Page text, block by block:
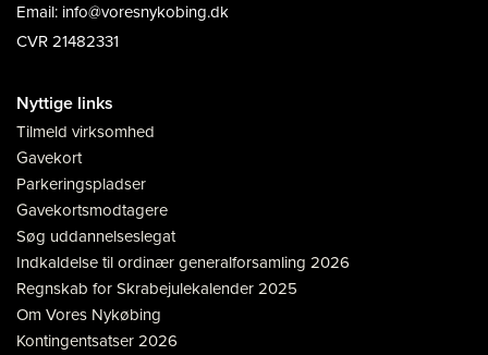
Email: info@voresnykobing.dk
CVR 21482331
Nyttige links
Tilmeld virksomhed
Gavekort
Parkeringspladser
Gavekortsmodtagere
Søg uddannelseslegat
Indkaldelse til ordinær generalforsamling 2026
Regnskab for Skrabejulekalender 2025
Om Vores Nykøbing
Kontingentsatser 2026